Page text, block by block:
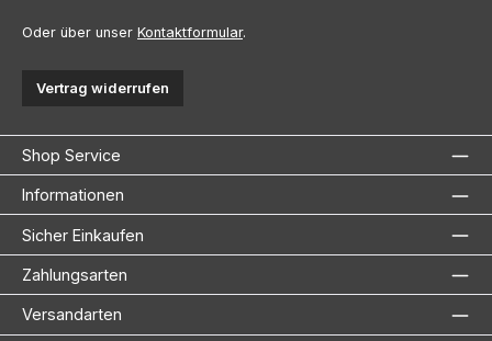
Oder über unser Kontaktformular.
Vertrag widerrufen
Shop Service
Informationen
Sicher Einkaufen
Zahlungsarten
Versandarten